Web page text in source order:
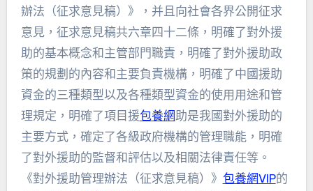
辦法（征求意見稿）》，并且向社會各界公開征求
意見，征求意見稿共六章四十二條，明確了對外援
助的基本概念和主管部門職責，明確了對外援助政
策的規劃的內容和主要負責機構，明確了中國援助
資金的三種類型以及各種類型資金的使用用途和管
理規定，明確了項目援包養網助是我國對外援助的
主要方式，確定了各級政府機構的管理職能，明確
了對外援助的監督和評估以及相關法律責任等。
《對外援助管理辦法（征求意見稿）》 包養網VIP的